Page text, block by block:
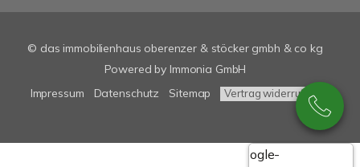
© das immobilienhaus oberenzer & stöcker gmbh & co kg
Powered by Immonia GmbH
Impressum
Datenschutz Sitemap Vertrag widerrufen
Google-